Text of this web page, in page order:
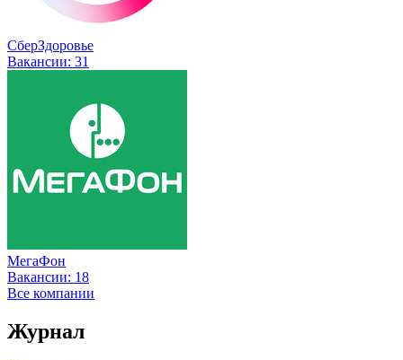
СберЗдоровье
Вакансии: 31
МегаФон
Вакансии: 18
Все компании
Журнал